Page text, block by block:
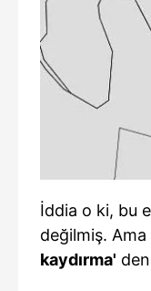
mevzuata
İddia o ki, bu
değilmiş. Ama
kaydırma'